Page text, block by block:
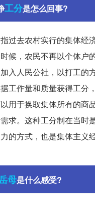
工分是怎么回事?
过去农村实行的集体经
候，农民不再以个体户
入人民公社，以打工的
工作量和质量获得工分
用于换取集体所有的商
求。这种工分制在当时
的方式，也是集体主义
母是什么感受?